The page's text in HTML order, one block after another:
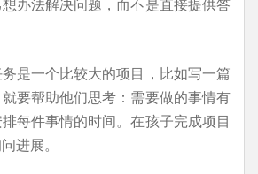
是一个比较大的项目，比如写一篇
要帮助他们思考：需要做的事情有
每件事情的时间。在孩子完成项目
进展。